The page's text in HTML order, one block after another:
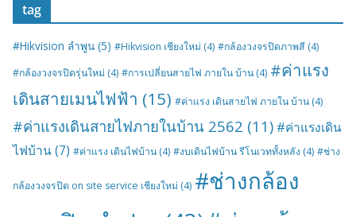
tag
#Hikvision ลำพูน (5) #Hikvision เชียงใหม่ (4) #กล้องวงจรปิดภาพสี (4)
#กล้องวงจรปิดรุ่นใหม่ (4) #การเปลี่ยนสายไฟ ภายใน บ้าน (4) #ค่าแรง
เดินสายเมนไฟฟ้า (15) #ค่าแรง เดินสายไฟ ภายใน บ้าน (4)
#ค่าแรงเดินสายไฟภายในบ้าน 2562 (11) #ค่าแรงเดิน
ไฟบ้าน(7) #ค่าแรง เดินไฟบ้าน (4) #งบเดินไฟบ้าน รีโนเวททั้งหลัง (4) #ช่าง
กล้องวงจรปิด on site service เชียงใหม่ (4) #ช่างกล้อง